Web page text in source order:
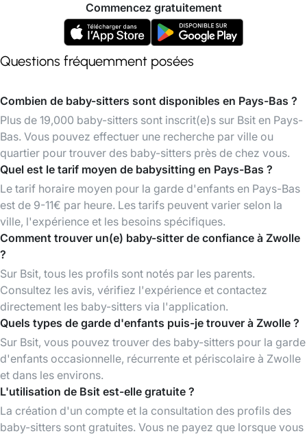
Commencez gratuitement
Questions fréquemment posées
Combien de baby-sitters sont disponibles en Pays-Bas ?
Plus de 19,000 baby-sitters sont inscrit(e)s sur Bsit en Pays-
Bas. Vous pouvez effectuer une recherche par ville ou
quartier pour trouver des baby-sitters près de chez vous.
Quel est le tarif moyen de babysitting en Pays-Bas ?
Le tarif horaire moyen pour la garde d'enfants en Pays-Bas
est de 9-11€ par heure. Les tarifs peuvent varier selon la
ville, l'expérience et les besoins spécifiques.
Comment trouver un(e) baby-sitter de confiance à Zwolle
?
Sur Bsit, tous les profils sont notés par les parents.
Consultez les avis, vérifiez l'expérience et contactez
directement les baby-sitters via l'application.
Quels types de garde d'enfants puis-je trouver à Zwolle ?
Sur Bsit, vous pouvez trouver des baby-sitters pour la garde
d'enfants occasionnelle, récurrente et périscolaire à Zwolle
et dans les environs.
L'utilisation de Bsit est-elle gratuite ?
La création d'un compte et la consultation des profils des
baby-sitters sont gratuites. Vous ne payez que lorsque vous